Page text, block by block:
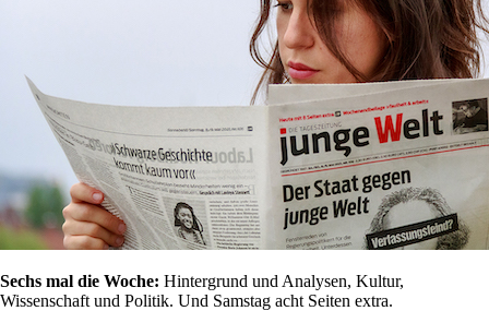
Sechs mal die Woche: Hintergrund und Analysen, Kultur,
Wissenschaft und Politik. Und Samstag acht Seiten extra.